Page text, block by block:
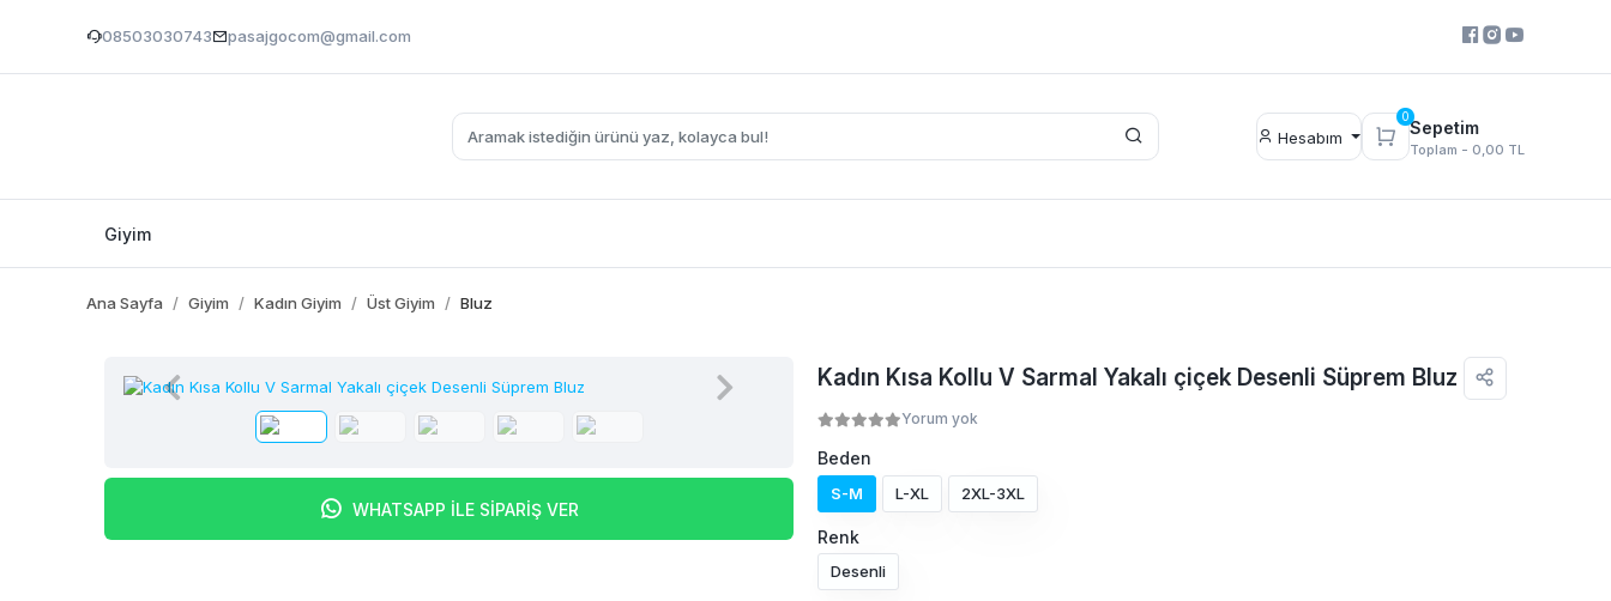
08503030743 pasajgocom@gmail.com
Hesabım
0
Sepetim
Toplam - 0,00 TL
Giyim
Ana Sayfa Giyim Kadın Giyim Üst Giyim Bluz
WHATSAPP İLE SİPARİŞ VER
Kadın Kısa Kollu V Sarmal Yakalı çiçek Desenli Süprem Bluz
Yorum yok
Beden
S-M L-XL 2XL-3XL
Renk
Desenli